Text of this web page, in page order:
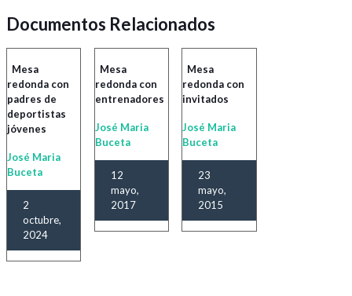
Documentos Relacionados
Mesa
redonda con
padres de
deportistas
jóvenes
José Maria
Buceta
2
octubre,
2024
Mesa
redonda con
entrenadores
José Maria
Buceta
12
mayo,
2017
Mesa
redonda con
invitados
José Maria
Buceta
23
mayo,
2015